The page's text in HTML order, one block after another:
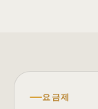
요금제